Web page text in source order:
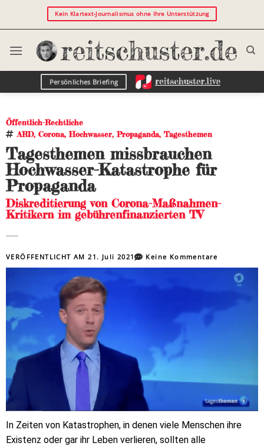
Kein Klartext-Journalismus ohne Ihre Unterstützung
Persönliches Briefing
Öffentlich-Rechtliche
ARD, Corona,Hochwasser,Propaganda, Tagesthemen
Tagesthemen missbrauchen
Hochwasser-Katastrophe für
Propaganda
Diskreditierung von Corona-Maßnahmen-
Kritikern im gebührenfinanzierten TV
VERÖFFENTLICHT AM21. Juli 2021 Keine Kommentare
In Zeiten von Katastrophen, in denen viele Menschen ihre
Existenz oder gar ihr Leben verlieren, sollten alle